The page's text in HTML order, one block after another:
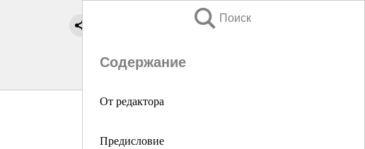
Поиск
Содержание
От редактора
Предисловие